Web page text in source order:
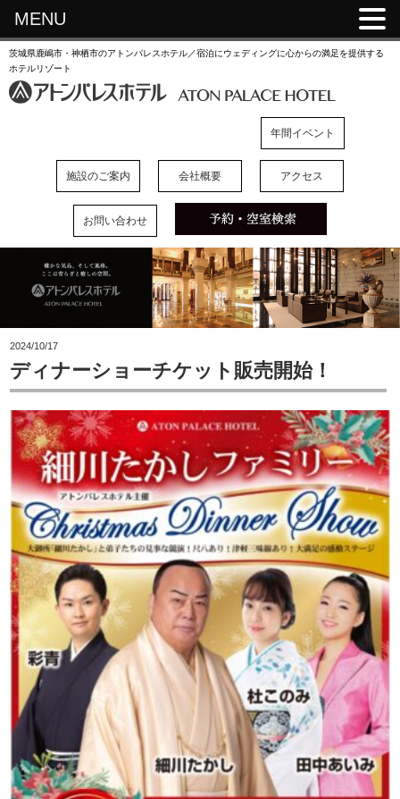
茨城県鹿嶋市・神栖市のアトンパレスホテル／宿泊にウェディングに心からの満足を提供する
ホテルリゾート
年間イベント
施設のご案内 会社概要 アクセス
お問い合わせ
2024/10/17
ディナーショーチケット販売開始！
MENU